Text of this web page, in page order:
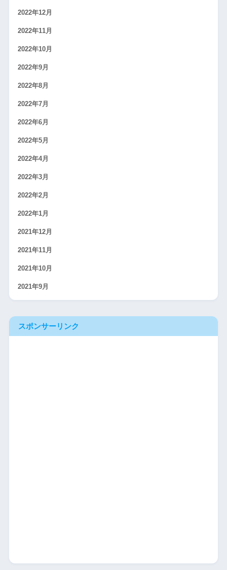
2022年12月
2022年11月
2022年10月
2022年9月
2022年8月
2022年7月
2022年6月
2022年5月
2022年4月
2022年3月
2022年2月
2022年1月
2021年12月
2021年11月
2021年10月
2021年9月
スポンサーリンク